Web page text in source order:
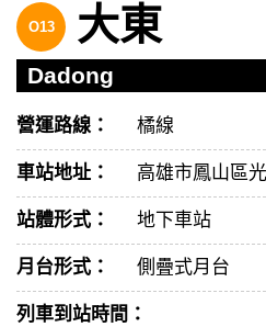
O13 大東
Dadong
營運路線： 橘線
車站地址： 高雄市鳳山區
站體形式： 地下車站
月台形式： 側疊式月台
列車到站時間：